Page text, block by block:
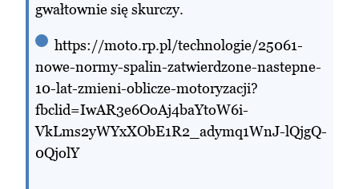
gwałtownie się skurczy.
https://moto.rp.pl/technologie/25061-
nowe-normy-spalin-zatwierdzone-nastepne-
10-lat-zmieni-oblicze-motoryzacji?
fbclid=IwAR3e6OoAj4baYtoW6i-
VkLms2yWYxXObE1R2_adymq1WnJ-lQjgQ-
0QjolY